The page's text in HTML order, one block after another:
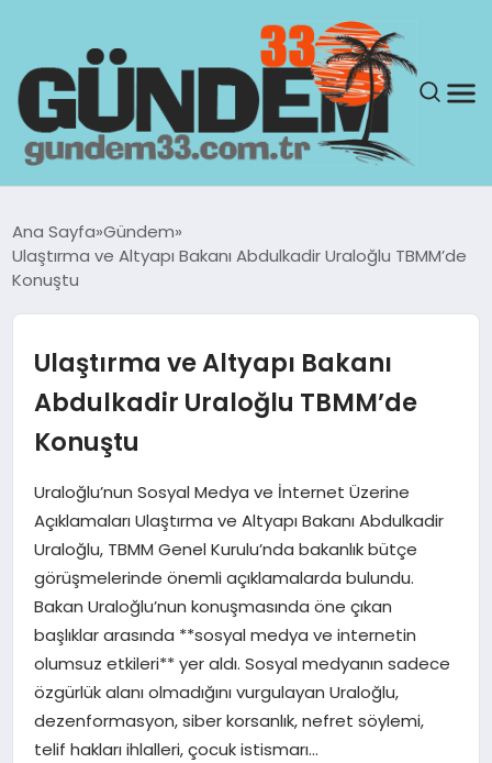
GÜNDEM
SAĞLIK
TEKNOLOJI
EKONOMI
MAGAZIN
Ana Sayfa Gündem
Ulaştırma ve Altyapı Bakanı Abdulkadir Uraloğlu TBMM’de
Konuştu
Ulaştırma ve Altyapı Bakanı
Abdulkadir Uraloğlu TBMM’de
Konuştu
Uraloğlu’nun Sosyal Medya ve İnternet Üzerine
Açıklamaları Ulaştırma ve Altyapı Bakanı Abdulkadir
Uraloğlu, TBMM Genel Kurulu’nda bakanlık bütçe
görüşmelerinde önemli açıklamalarda bulundu.
Bakan Uraloğlu’nun konuşmasında öne çıkan
başlıklar arasında **sosyal medya ve internetin
olumsuz etkileri** yer aldı. Sosyal medyanın sadece
özgürlük alanı olmadığını vurgulayan Uraloğlu,
dezenformasyon, siber korsanlık, nefret söylemi,
telif hakları ihlalleri, çocuk istismarı…